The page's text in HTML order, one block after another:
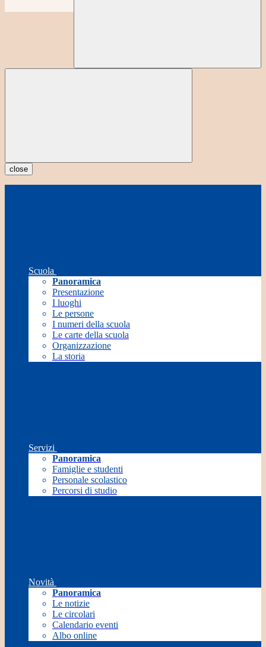
close
Scuola
Panoramica
Presentazione
I luoghi
Le persone
I numeri della scuola
Le carte della scuola
Organizzazione
La storia
Servizi
Panoramica
Famiglie e studenti
Personale scolastico
Percorsi di studio
Novità
Panoramica
Le notizie
Le circolari
Calendario eventi
Albo online